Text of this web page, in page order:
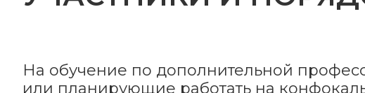
На обучение по дополнительной
или планирующие работать на